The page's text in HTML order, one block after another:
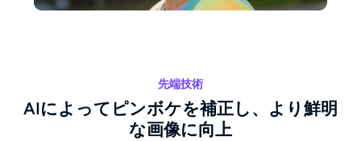
先端技術
AIによってピンボケを補正し、より鮮明
な画像に向上